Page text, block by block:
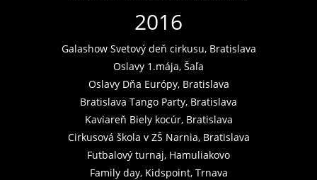
2016
Galashow Svetový deň cirkusu, Bratislava
Oslavy 1.mája, Šaľa
Oslavy Dňa Európy, Bratislava
Bratislava Tango Party, Bratislava
Kaviareň Biely kocúr, Bratislava
Cirkusová škola v ZŠ Narnia, Bratislava
Futbalový turnaj, Hamuliakovo
Family day, Kidspoint, Trnava